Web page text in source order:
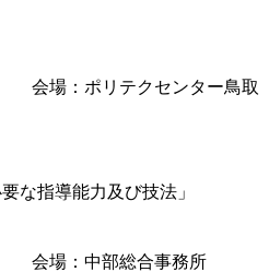
場：ポリテクセンター鳥取
指導能力及び技法」
会場：中部総合事務所